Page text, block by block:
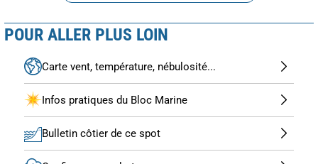
POUR ALLER PLUS LOIN
Carte vent, température, nébulosité...
Infos pratiques du Bloc Marine
Bulletin côtier de ce spot